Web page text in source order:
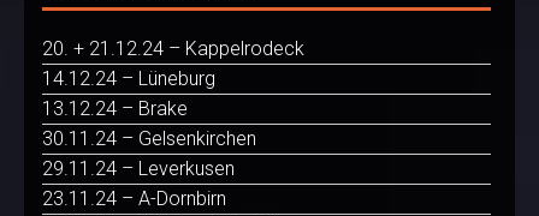
20. + 21.12.24 – Kappelrodeck
14.12.24 – Lüneburg
13.12.24 – Brake
30.11.24 – Gelsenkirchen
29.11.24 – Leverkusen
23.11.24 – A-Dornbirn